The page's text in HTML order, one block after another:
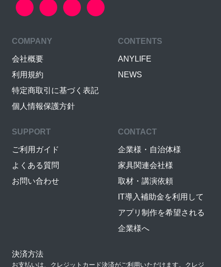
COMPANY
会社概要
利用規約
特定商取引に基づく表記
個人情報保護方針
CONTENTS
ANYLIFE
NEWS
SUPPORT
ご利用ガイド
よくある質問
お問い合わせ
CONTACT
企業様・自治体様
家具関連会社様
取材・講演依頼
IT導入補助金を利用して
アプリ制作を希望される
企業様へ
決済方法
お支払いは、クレジットカード決済がご利用いただけます。クレジ